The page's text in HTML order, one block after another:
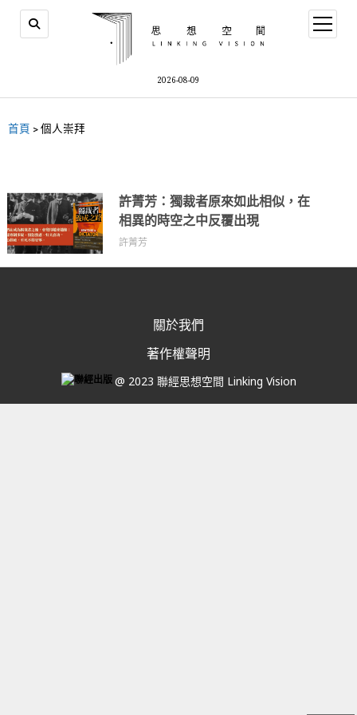
2026-08-09
首頁 >個人崇拜
許菁芳：獨裁者原來如此相似，在
相異的時空之中反覆出現
許菁芳
關於我們
著作權聲明
@ 2023 聯經思想空間 Linking Vision